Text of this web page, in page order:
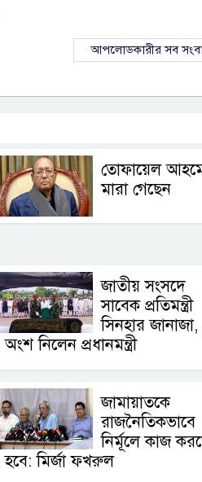
আপলোডকারীর সব
তোফায়েল
মারা গেছেন
জাতীয় সংসদে
সাবেক প্রতিমন্ত্রী
সিনহার জানাজা,
অংশ নিলেন প্রধানমন্ত্রী
জামায়াতকে
রাজনৈতিকভাবে
নির্মূলে কাজ
হবে: মির্জা ফখরুল